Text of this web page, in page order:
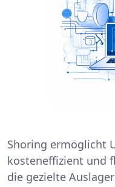
Shoring ermöglicht
kosteneffizient und
die gezielte